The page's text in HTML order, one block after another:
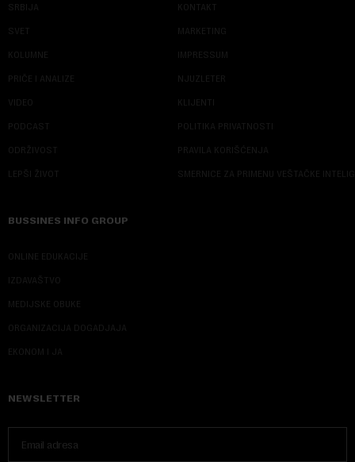
SRBIJA
SVET
KOLUMNE
PRIČE I ANALIZE
VIDEO
PODCAST
ODRŽIVOST
LEPŠI ŽIVOT
KONTAKT
MARKETING
IMPRESSUM
NJUZLETER
KLIJENTI
POLITIKA PRIVATNOSTI
PRAVILA KORIŠĆENJA
SMERNICE ZA PRIMENU VEŠTAČKE
BUSSINES INFO GROUP
ONLINE EDUKACIJE
IZDAVAŠTVO
MEDIJSKE OBUKE
ORGANIZACIJA DOGADJAJA
EKONOM I JA
NEWSLETTER